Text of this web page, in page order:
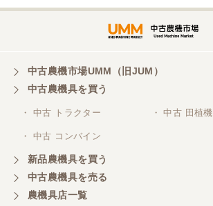
中古農機市場UMM（旧JUM）
中古農機具を買う
・ 中古 トラクター ・ 中古 田植機
・ 中古 コンバイン
新品農機具を買う
中古農機具を売る
農機具店一覧